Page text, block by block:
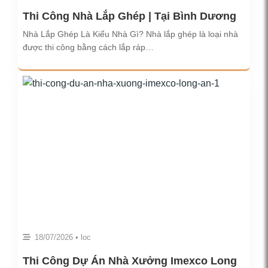
Thi Công Nhà Lắp Ghép | Tại Bình Dương
Nhà Lắp Ghép Là Kiểu Nhà Gì? Nhà lắp ghép là loại nhà
được thi công bằng cách lắp ráp…
18/07/2026 • loc
Thi Công Dự Án Nhà Xưởng Imexco Long